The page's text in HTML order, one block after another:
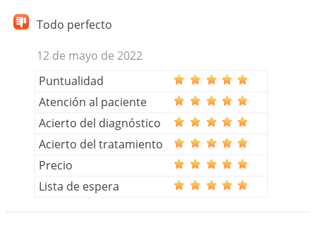
Todo perfecto
12 de mayo de 2022
Puntualidad
Atención al paciente
Acierto del diagnóstico
Acierto del tratamiento
Precio
Lista de espera